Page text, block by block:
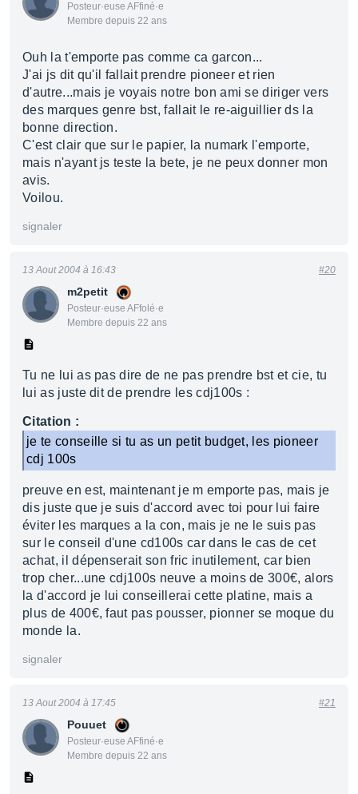
Posteur·euse AFfiné·e
Membre depuis 22 ans
Ouh la t'emporte pas comme ca garcon...
J'ai js dit qu'il fallait prendre pioneer et rien
d'autre...mais je voyais notre bon ami se diriger vers
des marques genre bst, fallait le re-aiguillier ds la
bonne direction.
C'est clair que sur le papier, la numark l'emporte,
mais n'ayant js teste la bete, je ne peux donner mon
avis.
Voilou.
signaler
m2petit
Posteur·euse AFfolé·e
Membre depuis 22 ans
13 Aout 2004 à 16:43 #20
Tu ne lui as pas dire de ne pas prendre bst et cie, tu
lui as juste dit de prendre les cdj100s :
Citation :
je te conseille si tu as un petit budget, les pioneer
cdj 100s
preuve en est, maintenant je m emporte pas, mais je
dis juste que je suis d'accord avec toi pour lui faire
éviter les marques a la con, mais je ne le suis pas
sur le conseil d'une cd100s car dans le cas de cet
achat, il dépenserait son fric inutilement, car bien
trop cher...une cdj100s neuve a moins de 300€, alors
la d'accord je lui conseillerai cette platine, mais a
plus de 400€, faut pas pousser, pionner se moque du
monde la.
signaler
Pouuet
Posteur·euse AFfiné·e
Membre depuis 22 ans
13 Aout 2004 à 17:45 #21